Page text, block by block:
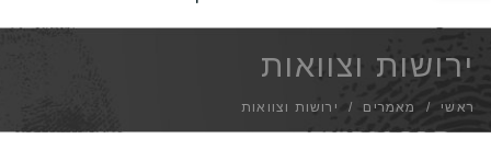
ירושות וצוואות
ראשי / מאמרים / ירושות וצוואות